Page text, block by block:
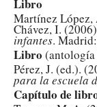
Libro
Martínez López,
Chávez, I.
infantes.
Libro
Pérez, J. (ed.).
para la escuela
Capítulo de